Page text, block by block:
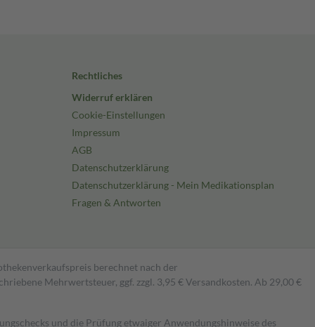
Rechtliches
Widerruf erklären
Cookie-Einstellungen
Impressum
AGB
Datenschutzerklärung
Datenschutzerklärung - Mein Medikationsplan
Fragen & Antworten
berechnet nach der
Mehrwertsteuer, ggf. zzgl. 3,95 € Versandkosten. Ab 29,00 €
und die Prüfung etwaiger Anwendungshinweise des